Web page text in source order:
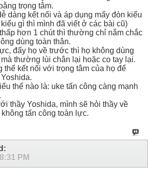
trọng tâm.
dàng kết nối và áp dụng mấy đòn kiểu
gì thì mình đã viết ở các bài cũ)
hơn 1 chút thì thường chỉ nắm chắc
dùng toàn thân.
đẩy họ về trước thì họ không dùng
thường lùi chân lại hoặc co tay lại.
thể kết nối với trọng tâm của họ để
thế nào là: uke tấn công càng mạnh
thầy Yoshida, mình sẽ hỏi thầy về
tấn công toàn lực.
PM